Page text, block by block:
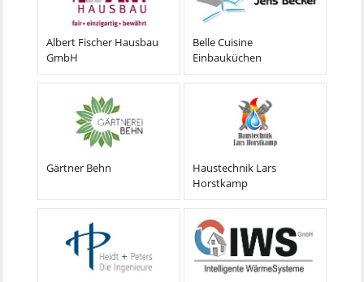
Albert Fischer Hausbau
GmbH
Belle Cuisine
Einbauküchen
Gärtner Behn
Haustechnik Lars
Horstkamp